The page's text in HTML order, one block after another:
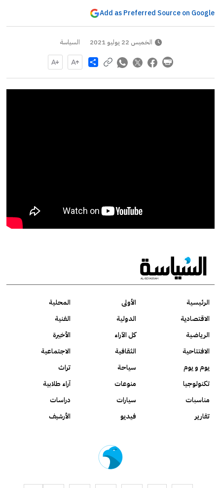
Add as Preferred Source on Google
الخميس 22 يوليو 2021 السياسة
Share
الرئيسية الأولى
المحلية
الاقتصادية
الدولية
الفنية
الرياضية
كل الآراء
الأخيرة
الافتتاحية
الثقافية
الاجتماعية
يوم و يوم
سياحة
تراث
تكنولوجيا
منوعات
آراء طلابية
مناسبات
سيارات
دراسات
تقارير
فيديو الأرشيف